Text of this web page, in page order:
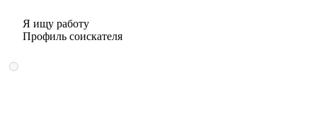
Я ищу работу
Профиль соискателя